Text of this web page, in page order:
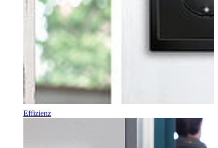
Effizienz